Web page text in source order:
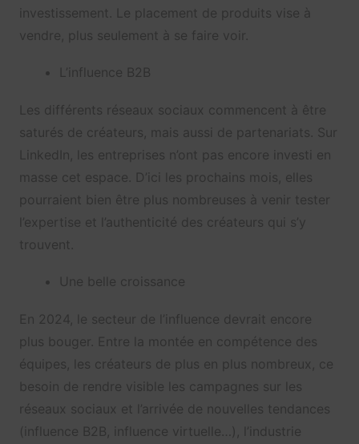
investissement. Le placement de produits vise à
vendre, plus seulement à se faire voir.
L’influence B2B
Les différents réseaux sociaux commencent à être
saturés de créateurs, mais aussi de partenariats. Sur
LinkedIn, les entreprises n’ont pas encore investi en
masse cet espace. D’ici les prochains mois, elles
pourraient bien être plus nombreuses à venir tester
l’expertise et l’authenticité des créateurs qui s’y
trouvent.
Une belle croissance
En 2024, le secteur de l’influence devrait encore
plus bouger. Entre la montée en compétence des
équipes, les créateurs de plus en plus nombreux, ce
besoin de rendre visible les campagnes sur les
réseaux sociaux et l’arrivée de nouvelles tendances
(influence B2B, influence virtuelle…), l’industrie